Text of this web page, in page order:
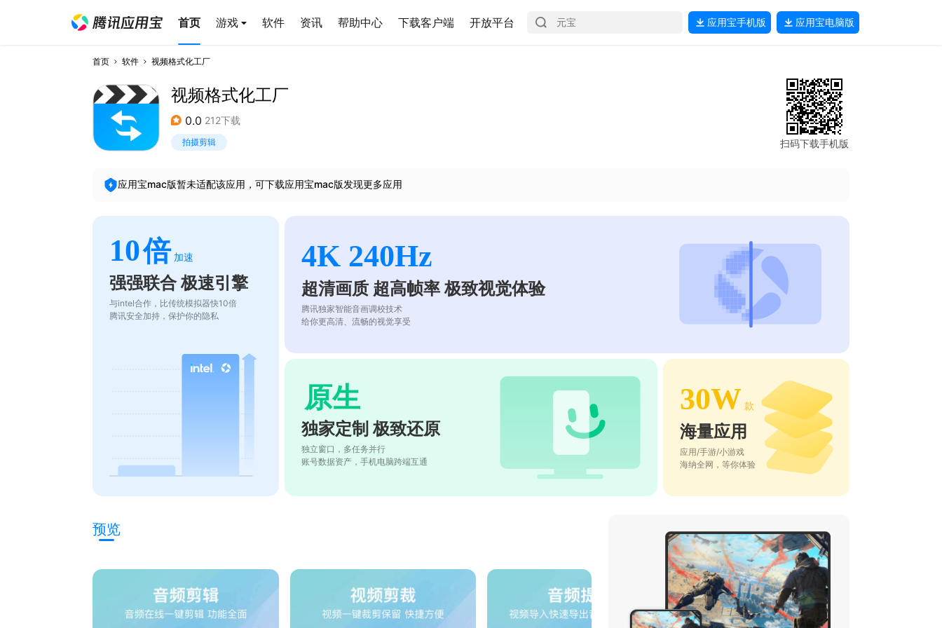
首页 游戏 软件 资讯 帮助中心 下载客户端 开放平台 应用宝手机版 应用宝电脑版
首页 软件 视频格式化工厂
视频格式化工厂
0.0 212下载
拍摄剪辑 扫码下载手机版
应用宝mac版暂未适配该应用，可下载应用宝mac版发现更多应用
10倍 加速
强强联合 极速引擎
与intel合作，比传统模拟器快10倍
腾讯安全加持，保护你的隐私
4K 240Hz
超清画质 超高帧率 极致视觉体验
腾讯独家智能音画调校技术
给你更高清、流畅的视觉享受
原生
独家定制 极致还原
独立窗口，多任务并行
账号数据资产，手机电脑跨端互通
30W 款
海量应用
应用/手游/小游戏
海纳全网，等你体验
预览